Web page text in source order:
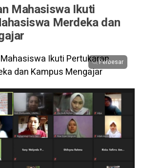
Mahasiswa Ikuti
Merdeka dan
Perbesar